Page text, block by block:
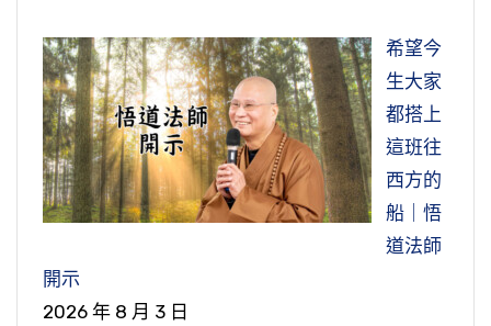
希望今
生大家
都搭上
這班往
西方的
船｜悟
道法師
開示
2026 年 8 月 3 日